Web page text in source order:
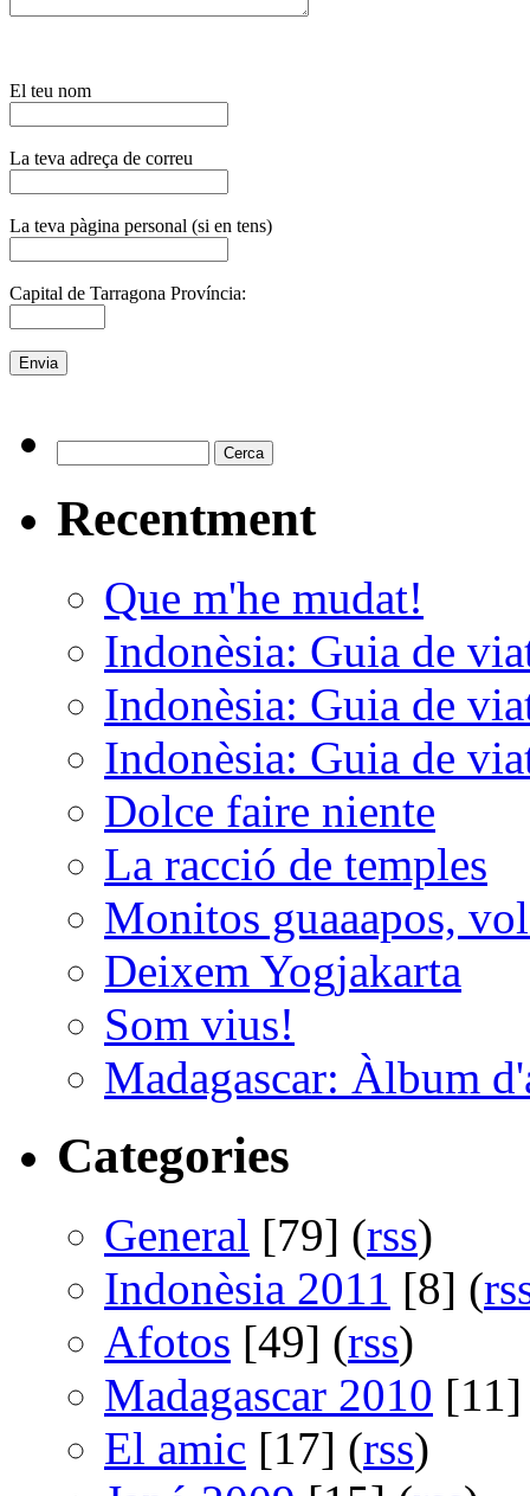
El teu nom
La teva adreça de correu
La teva pàgina personal (si en tens)
Capital de Tarragona Província:
Recentment
Que m'he mudat!
Indonèsia: Guia de
Indonèsia: Guia de
Indonèsia: Guia de
Dolce faire niente
La racció de temples
Monitos guaaapos,
Deixem Yogjakarta
Som vius!
Madagascar: Àlbum
Categories
General [79] (rss)
Indonèsia 2011 [8] (
Afotos [49] (rss)
Madagascar 2010
El amic [17] (rss)